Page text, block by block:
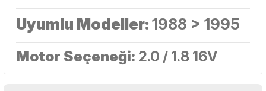
Uyumlu Modeller:1988 > 1995
Motor Seçeneği: 2.0 / 1.8 16V